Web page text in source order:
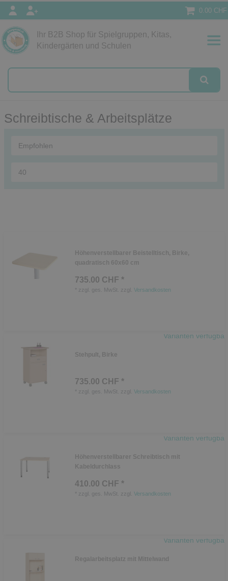
0.00 CHF
Ihr B2B Shop für Spielgruppen, Kitas,
Kindergärten und Schulen
Papeterie
Schreibtische & Arbeitsplätze
Höhenverstellbarer Beistelltisch, Birke,
quadratisch 60x60 cm
735.00 CHF *
zzgl. ges. MwSt. zzgl. Versandkosten
Varianten verfügbar
Stehpult, Birke
735.00 CHF *
zzgl. ges. MwSt. zzgl. Versandkosten
Varianten verfügbar
Höhenverstellbarer Schreibtisch mit
Kabeldurchlass
410.00 CHF *
zzgl. ges. MwSt. zzgl. Versandkosten
Varianten verfügbar
Regalarbeitsplatz mit Mittelwand